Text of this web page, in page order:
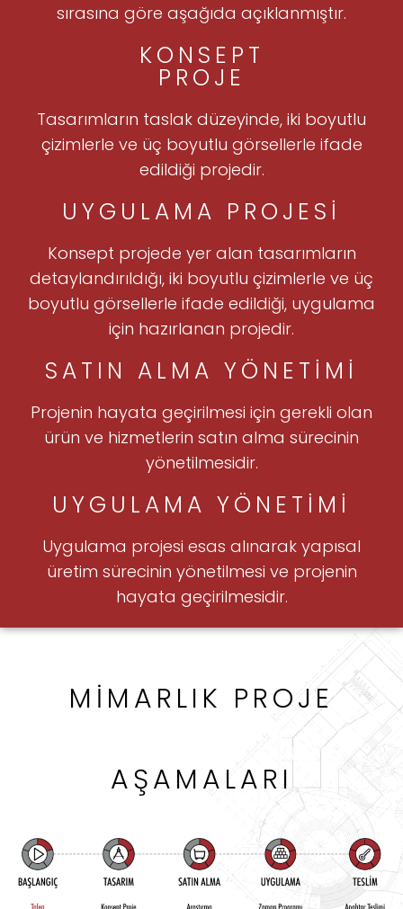
sırasına göre aşağıda açıklanmıştır.
KONSEPT
PROJE
Tasarımların taslak düzeyinde, iki boyutlu
çizimlerle ve üç boyutlu görsellerle ifade
edildiği projedir.
UYGULAMA PROJESI
Konsept projede yer alan tasarımların
detaylandırıldığı, iki boyutlu çizimlerle ve üç
boyutlu görsellerle ifade edildiği, uygulama
için hazırlanan projedir.
SATIN ALMA YÖNETIMI
Projenin hayata geçirilmesi için gerekli olan
ürün ve hizmetlerin satın alma sürecinin
yönetilmesidir.
UYGULAMA YÖNETIMI
Uygulama projesi esas alınarak yapısal
üretim sürecinin yönetilmesi ve projenin
hayata geçirilmesidir.
MIMARLIK PROJE
AŞAMALARI